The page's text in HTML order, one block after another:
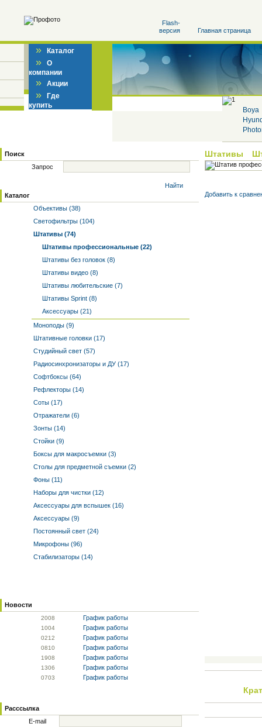
Flash-
версия
Главная страница
» Каталог
» О
компании
» Акции
» Где
купить
Boya
Поиск
Запрос
Найти
Каталог
Объективы (38)
Светофильтры (104)
Штативы (74)
Штативы профессиональные (22)
Штативы без головок (8)
Штативы видео (8)
Штативы любительские (7)
Штативы Sprint (8)
Аксессуары (21)
Моноподы (9)
Штативные головки (17)
Студийный свет (57)
Радиосинхронизаторы и ДУ (17)
Софтбоксы (64)
Рефлекторы (14)
Соты (17)
Отражатели (6)
Зонты (14)
Стойки (9)
Боксы для макросъемки (3)
Столы для предметной съемки (2)
Фоны (11)
Наборы для чистки (12)
Аксессуары для вспышек (16)
Аксессуары (9)
Постоянный свет (24)
Микрофоны (96)
Стабилизаторы (14)
Новости
2008 График работы
1004 График работы
0212 График работы
0810 График работы
1908 График работы
1306 График работы
0703 График работы
Расссылка
E-mail
Штативы
Добавить к